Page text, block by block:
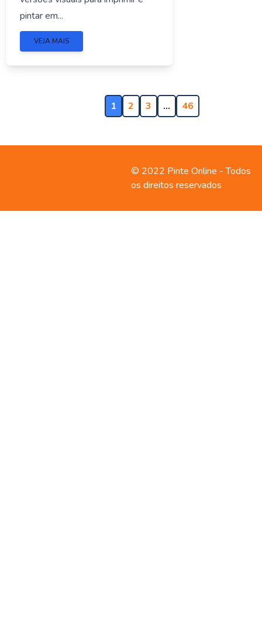
pintar em...
VEJA MAIS
1 2 3 … 46
© 2022 Pinte Online - Todos
os direitos reservados